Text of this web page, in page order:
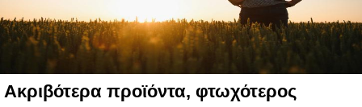
Ακριβότερα προϊόντα, φτωχότερος